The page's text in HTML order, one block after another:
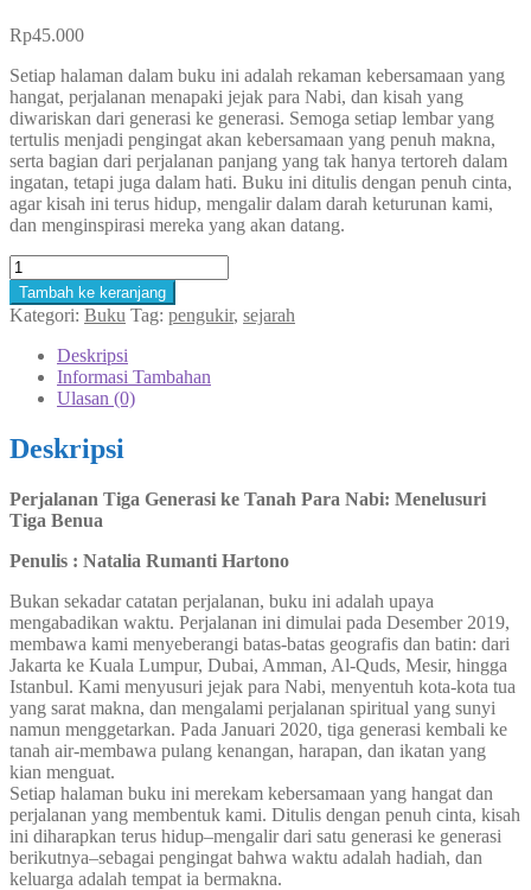
Rp45.000
Setiap halaman dalam buku ini adalah rekaman kebersamaan yang
hangat, perjalanan menapaki jejak para Nabi, dan kisah yang
diwariskan dari generasi ke generasi. Semoga setiap lembar yang
tertulis menjadi pengingat akan kebersamaan yang penuh makna,
serta bagian dari perjalanan panjang yang tak hanya tertoreh dalam
ingatan, tetapi juga dalam hati. Buku ini ditulis dengan penuh cinta,
agar kisah ini terus hidup, mengalir dalam darah keturunan kami,
dan menginspirasi mereka yang akan datang.
Kuantitas
Perjalanan
Tiga
Generasi
Tanah
Para
Menelusuri
Tiga
Tambah ke keranjang
Kategori: Buku Tag: pengukir, sejarah
Deskripsi
Informasi Tambahan
Ulasan (0)
Deskripsi
Perjalanan Tiga Generasi ke Tanah Para Nabi: Menelusuri
Tiga Benua
Penulis : Natalia Rumanti Hartono
Bukan sekadar catatan perjalanan, buku ini adalah upaya
mengabadikan waktu. Perjalanan ini dimulai pada Desember 2019,
membawa kami menyeberangi batas-batas geografis dan batin: dari
Jakarta ke Kuala Lumpur, Dubai, Amman, Al-Quds, Mesir, hingga
Istanbul. Kami menyusuri jejak para Nabi, menyentuh kota-kota tua
yang sarat makna, dan mengalami perjalanan spiritual yang sunyi
namun menggetarkan. Pada Januari 2020, tiga generasi kembali ke
tanah air-membawa pulang kenangan, harapan, dan ikatan yang
kian menguat.
Setiap halaman buku ini merekam kebersamaan yang hangat dan
perjalanan yang membentuk kami. Ditulis dengan penuh cinta, kisah
ini diharapkan terus hidup–mengalir dari satu generasi ke generasi
berikutnya–sebagai pengingat bahwa waktu adalah hadiah, dan
keluarga adalah tempat ia bermakna.